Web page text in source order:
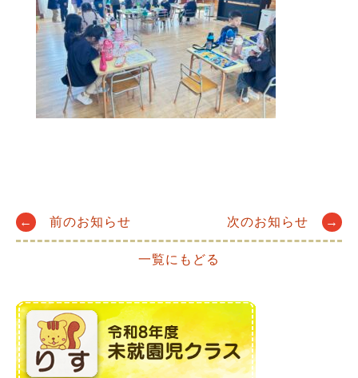
Post
← 前のお知らせ 次のお知らせ →
一覧にもどる